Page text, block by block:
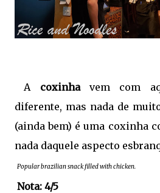
A coxinhavem com
diferente, mas nada de
(ainda bem) é uma coxinha
nada daquele aspecto
Popular brazilian snack filled with chicken.
Nota: 4/5